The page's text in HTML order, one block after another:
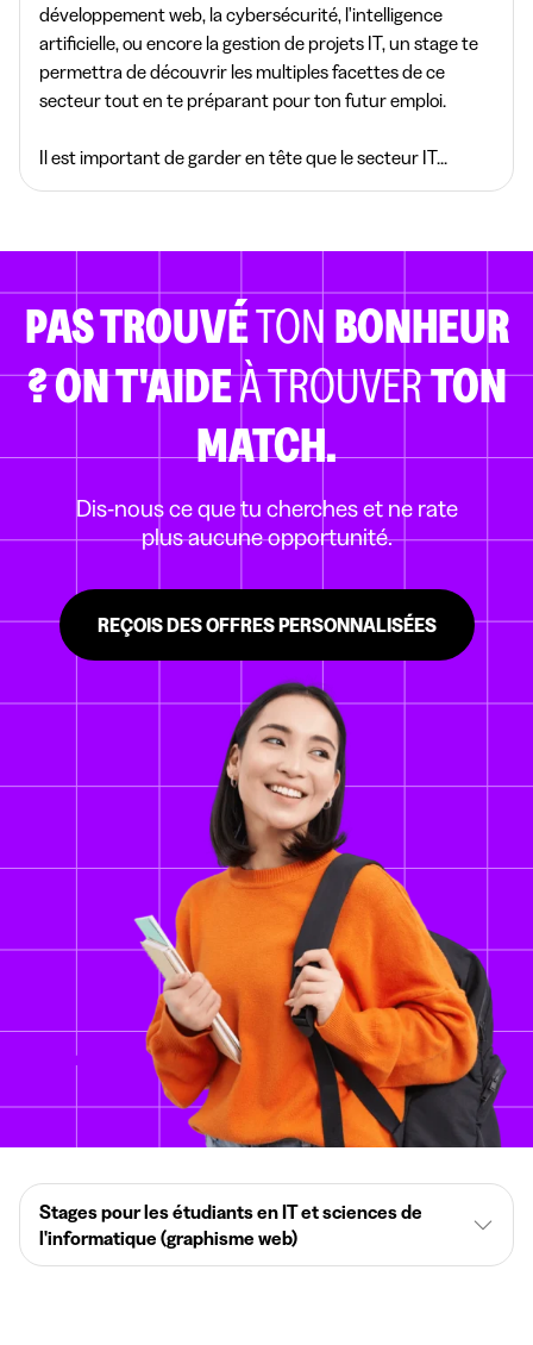
développement web, la cybersécurité, l'intelligence
artificielle, ou encore la gestion de projets IT, un stage te
permettra de découvrir les multiples facettes de ce
secteur tout en te préparant pour ton futur emploi.
Il est important de garder en tête que le secteur IT...
PAS TROUVÉTON BONHEUR
?ON T'AIDEÀ TROUVERTON
MATCH.
Dis-nous ce que tu cherches et ne rate
plus aucune opportunité.
REÇOIS DES OFFRES PERSONNALISÉES
Stages pour les étudiants en IT et sciences de
l'informatique (graphisme web)